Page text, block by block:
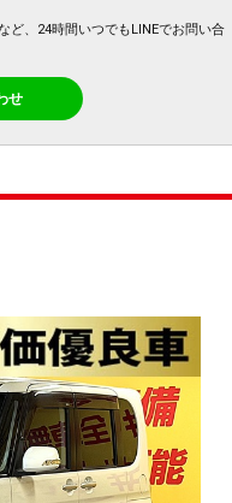
ど、24時間いつでもLINEでお問い合
せ